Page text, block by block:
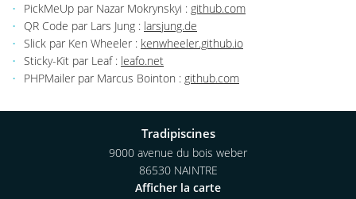
PickMeUp par Nazar Mokrynskyi : github.com
QR Code par Lars Jung : larsjung.de
Slick par Ken Wheeler : kenwheeler.github.io
Sticky-Kit par Leaf : leafo.net
PHPMailer par Marcus Bointon : github.com
Tradipiscines
9000 avenue du bois weber
86530 NAINTRE
Afficher la carte